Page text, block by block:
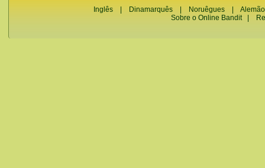
Inglês Dinamarquês Noruêgues
Alemão
Sobre o Online Bandit|